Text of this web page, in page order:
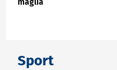
maglia
Sport